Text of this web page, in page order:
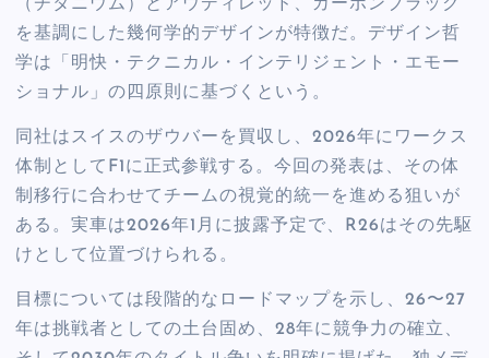
（チタニウム）とアウディレッド、カーボンブラック
を基調にした幾何学的デザインが特徴だ。デザイン哲
学は「明快・テクニカル・インテリジェント・エモー
ショナル」の四原則に基づくという。
同社はスイスのザウバーを買収し、2026年にワークス
体制としてF1に正式参戦する。今回の発表は、その体
制移行に合わせてチームの視覚的統一を進める狙いが
ある。実車は2026年1月に披露予定で、R26はその先駆
けとして位置づけられる。
目標については段階的なロードマップを示し、26〜27
年は挑戦者としての土台固め、28年に競争力の確立、